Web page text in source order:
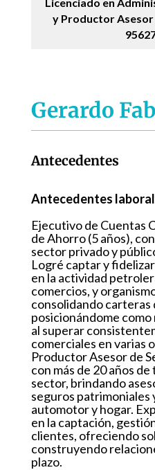
y Productor Asesor
Gerardo
Antecedentes
Antecedentes
Ejecutivo de Cuentas
de Ahorro (5 años),
sector privado y
Logré captar y
en la actividad
comercios, y
consolidando carteras
posicionándome
al superar
comerciales en varias
Productor Asesor de
con más de 20 años
sector, brindando
seguros patrimoniales
automotor y hogar.
en la captación,
clientes, ofreciendo
construyendo
plazo.